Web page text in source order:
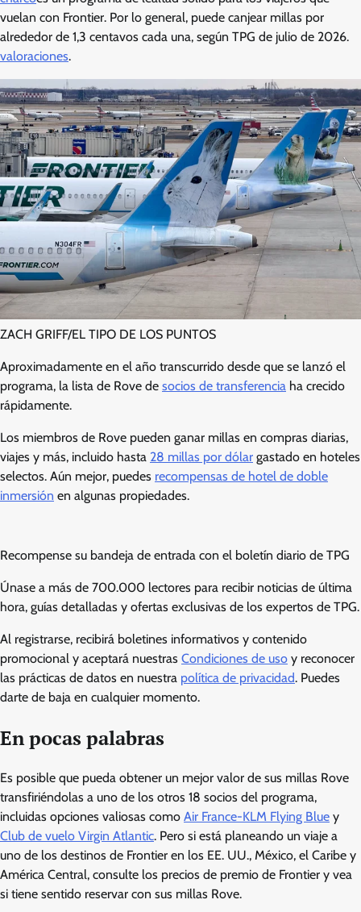
vuelan con Frontier. Por lo general, puede canjear millas por
alrededor de 1,3 centavos cada una, según TPG de julio de 2026.
valoraciones.
ZACH GRIFF/EL TIPO DE LOS PUNTOS
Aproximadamente en el año transcurrido desde que se lanzó el
programa, la lista de Rove de socios de transferencia ha crecido
rápidamente.
Los miembros de Rove pueden ganar millas en compras diarias,
viajes y más, incluido hasta 28 millas por dólar gastado en hoteles
selectos. Aún mejor, puedes recompensas de hotel de doble
inmersión en algunas propiedades.
Recompense su bandeja de entrada con el boletín diario de TPG
Únase a más de 700.000 lectores para recibir noticias de última
hora, guías detalladas y ofertas exclusivas de los expertos de TPG.
Al registrarse, recibirá boletines informativos y contenido
promocional y aceptará nuestras Condiciones de uso y reconocer
las prácticas de datos en nuestra política de privacidad. Puedes
darte de baja en cualquier momento.
En pocas palabras
Es posible que pueda obtener un mejor valor de sus millas Rove
transfiriéndolas a uno de los otros 18 socios del programa,
incluidas opciones valiosas como Air France-KLM Flying Blue y
Club de vuelo Virgin Atlantic. Pero si está planeando un viaje a
uno de los destinos de Frontier en los EE. UU., México, el Caribe y
América Central, consulte los precios de premio de Frontier y vea
si tiene sentido reservar con sus millas Rove.